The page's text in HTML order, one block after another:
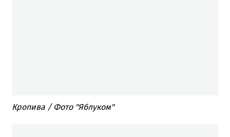
Кропива / Фото "Яблуком"